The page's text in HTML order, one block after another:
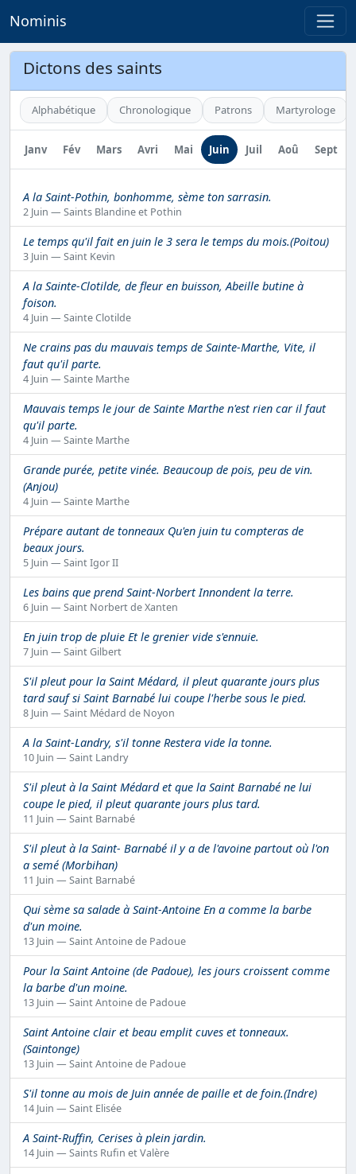
Nominis
Dictons des saints
Alphabétique Chronologique Patrons Martyrologe
Janv Fév Mars Avri Mai Juin Juil Aoû Sept
A la Saint-Pothin, bonhomme, sème ton sarrasin.
2 Juin — Saints Blandine et Pothin
Le temps qu'il fait en juin le 3 sera le temps du mois.(Poitou)
3 Juin — Saint Kevin
A la Sainte-Clotilde, de fleur en buisson, Abeille butine à
foison.
4 Juin — Sainte Clotilde
Ne crains pas du mauvais temps de Sainte-Marthe, Vite, il
faut qu'il parte.
4 Juin — Sainte Marthe
Mauvais temps le jour de Sainte Marthe n'est rien car il faut
qu'il parte.
4 Juin — Sainte Marthe
Grande purée, petite vinée. Beaucoup de pois, peu de vin.
(Anjou)
4 Juin — Sainte Marthe
Prépare autant de tonneaux Qu'en juin tu compteras de
beaux jours.
5 Juin — Saint Igor II
Les bains que prend Saint-Norbert Innondent la terre.
6 Juin — Saint Norbert de Xanten
En juin trop de pluie Et le grenier vide s'ennuie.
7 Juin — Saint Gilbert
S'il pleut pour la Saint Médard, il pleut quarante jours plus
tard sauf si Saint Barnabé lui coupe l'herbe sous le pied.
8 Juin — Saint Médard de Noyon
A la Saint-Landry, s'il tonne Restera vide la tonne.
10 Juin — Saint Landry
S'il pleut à la Saint Médard et que la Saint Barnabé ne lui
coupe le pied, il pleut quarante jours plus tard.
11 Juin — Saint Barnabé
S'il pleut à la Saint- Barnabé il y a de l'avoine partout où l'on
a semé (Morbihan)
11 Juin — Saint Barnabé
Qui sème sa salade à Saint-Antoine En a comme la barbe
d'un moine.
13 Juin — Saint Antoine de Padoue
Pour la Saint Antoine (de Padoue), les jours croissent comme
la barbe d'un moine.
13 Juin — Saint Antoine de Padoue
Saint Antoine clair et beau emplit cuves et tonneaux.
(Saintonge)
13 Juin — Saint Antoine de Padoue
S'il tonne au mois de Juin année de paille et de foin.(Indre)
14 Juin — Saint Elisée
A Saint-Ruffin, Cerises à plein jardin.
14 Juin — Saints Rufin et Valère